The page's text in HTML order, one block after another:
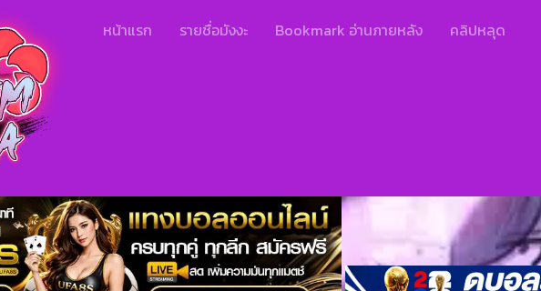
หน้าแรก รายชื่อมังงะ Bookmark อ่านภายหลัง คลิปหลุด